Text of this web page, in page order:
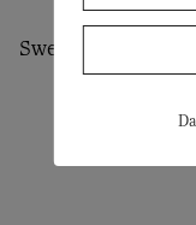
OLE
Sweet Spot